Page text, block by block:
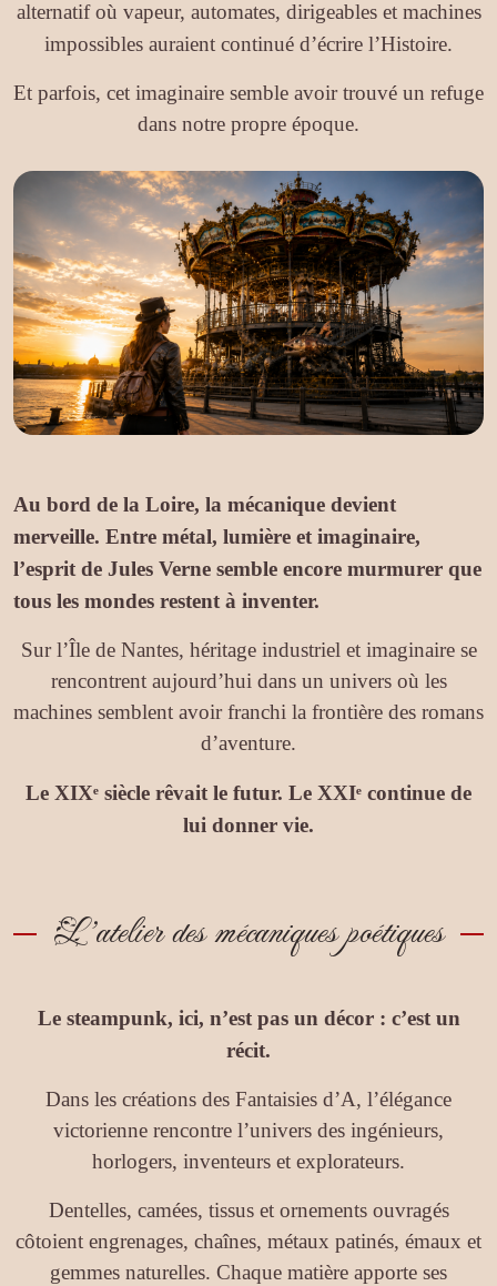
alternatif où vapeur, automates, dirigeables et machines
impossibles auraient continué d’écrire l’Histoire.
Et parfois, cet imaginaire semble avoir trouvé un refuge
dans notre propre époque.
Au bord de la Loire, la mécanique devient
merveille. Entre métal, lumière et imaginaire,
l’esprit de Jules Verne semble encore murmurer que
tous les mondes restent à inventer.
Sur l’Île de Nantes, héritage industriel et imaginaire se
rencontrent aujourd’hui dans un univers où les
machines semblent avoir franchi la frontière des romans
d’aventure.
Le XIXᵉ siècle rêvait le futur. Le XXIᵉ continue de
lui donner vie.
L’atelier des mécaniques poétiques
Le steampunk, ici, n’est pas un décor : c’est un
récit.
Dans les créations des Fantaisies d’A, l’élégance
victorienne rencontre l’univers des ingénieurs,
horlogers, inventeurs et explorateurs.
Dentelles, camées, tissus et ornements ouvragés
côtoient engrenages, chaînes, métaux patinés, émaux et
gemmes naturelles. Chaque matière apporte ses